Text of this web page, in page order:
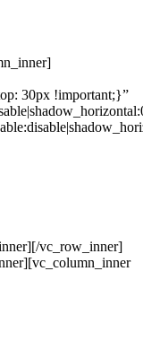
30px !important;}”
vc_row_inner]